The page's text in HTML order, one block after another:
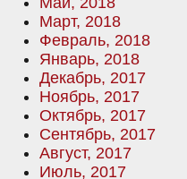
Март, 2018
Февраль, 2018
Январь, 2018
Декабрь, 2017
Ноябрь, 2017
Октябрь, 2017
Сентябрь, 2017
Август, 2017
Июль, 2017